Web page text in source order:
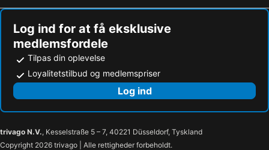
Log ind for at få eksklusive
medlemsfordele
Tilpas din oplevelse
Loyalitetstilbud og medlemspriser
Log ind
trivago N.V., Kesselstraße 5 – 7, 40221 Düsseldorf, Tyskland
Copyright 2026 trivago | Alle rettigheder forbeholdt.